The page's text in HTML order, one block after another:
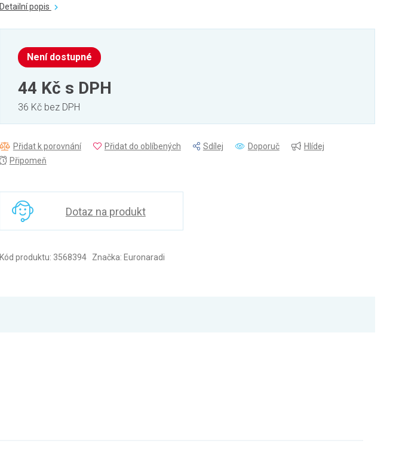
Detailní popis
Není dostupné
44 Kč s DPH
36 Kč bez DPH
Přidat k porovnání Přidat do oblíbených Sdílej Doporuč
Hlídej
Připomeň
Dotaz na produkt
Kód produktu: 3568394 Značka: Euronaradi